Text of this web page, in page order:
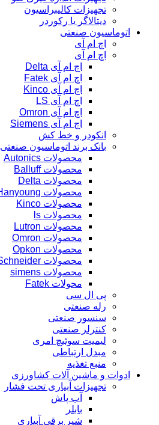
تجهیزات کالیبراسیون
دیتالاگر یا رکوردر
اتوماسیون صنعتی
اچ ام آی
اچ ام آی
اچ ام آی Delta
اچ ام آی Fatek
اچ ام آی Kinco
اچ ام آی LS
اچ ام آی Omron
اچ ام آی Siemens
انکودر و خط کش
بانک برند اتوماسیون صنعتی
محصولات Autonics
محصولات Balluff
محصولات Delta
محصولات Hanyoung
محصولات Kinco
محصولات ls
محصولات Lutron
محصولات Omron
محصولات Opkon
محصولات Schneider
محصولات simens
محولات Fatek
پی ال سی
رله صنعتی
سنسور صنعتی
کنترلر صنعتی
لیمیت سوئیچ امری
مبدل ارتباطی
منبع تغذیه
ادوات و ماشین آلات کشاورزی
تجهیزات آبیاری تحت فشار
آب پاش
بابلر
شیر برقی آبیاری